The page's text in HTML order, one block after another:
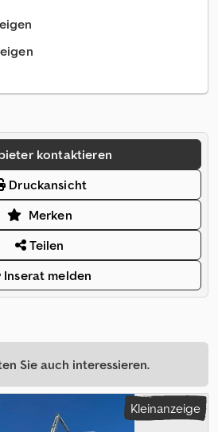
kontaktieren
Druckansicht
Merken
Teilen
Inserat melden
Sie auch interessieren.
Kleinanzeige